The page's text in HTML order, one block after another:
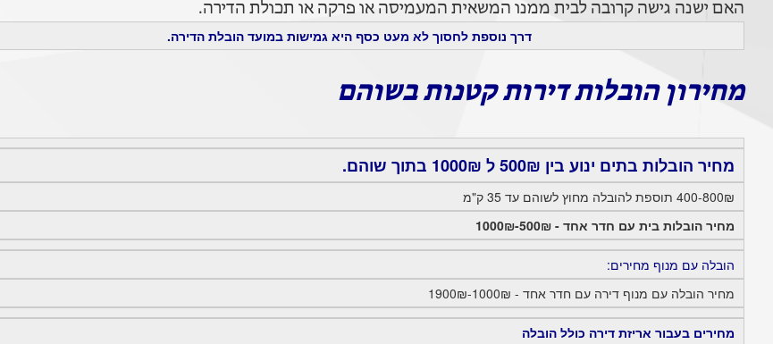
האם ישנה גישה קרובה לבית ממנו המשאית המעמיסה או פרקה או תכולת הדירה.
דרך נוספת לחסוך לא מעט כסף היא גמישות במועד הובלת הדירה.
מחירון הובלות דירות קטנות בשוהם
מחיר הובלות בתים ינוע בין 500₪ ל 1000₪ בתוך שוהם.
400-800₪ תוספת להובלה מחוץ לשוהם עד 35 ק"מ
מחיר הובלות בית עם חדר אחד - 500₪-1000₪
הובלה עם מנוף מחירים:
מחיר הובלה עם מנוף דירה עם חדר אחד - 1000₪-1900₪
מחירים בעבור אריזת דירה כולל הובלה